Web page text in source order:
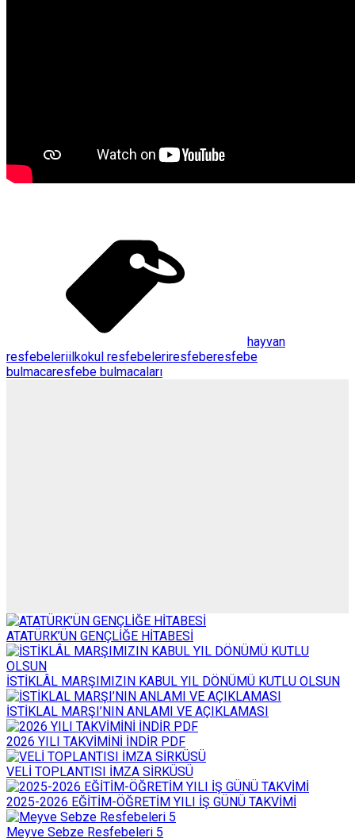
hayvan
resfebeleriilkokul resfebeleriresfeberesfebe
bulmacaresfebe bulmacaları
ATATÜRK’ÜN GENÇLİĞE HİTABESİ
İSTİKLÂL MARŞIMIZIN KABUL YIL DÖNÜMÜ KUTLU OLSUN
İSTİKLAL MARŞI’NIN ANLAMI VE AÇIKLAMASI
2026 YILI TAKVİMİNİ İNDİR PDF
VELİ TOPLANTISI İMZA SİRKÜSÜ
2025-2026 EĞİTİM-ÖĞRETİM YILI İŞ GÜNÜ TAKVİMİ
Meyve Sebze Resfebeleri 5